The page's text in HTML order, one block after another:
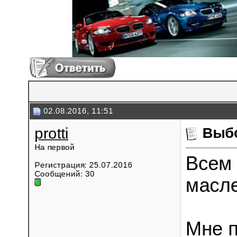
02.08.2016, 11:51
protti
На первой
Регистрация: 25.07.2016
Сообщений: 30
Всем
Мне